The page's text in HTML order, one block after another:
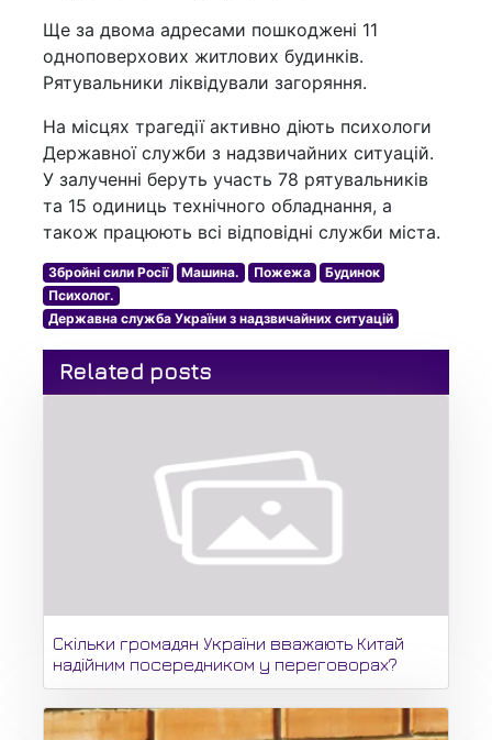
Ще за двома адресами пошкоджені 11
одноповерхових житлових будинків.
Рятувальники ліквідували загоряння.
На місцях трагедії активно діють психологи
Державної служби з надзвичайних ситуацій.
У залученні беруть участь 78 рятувальників
та 15 одиниць технічного обладнання, а
також працюють всі відповідні служби міста.
Збройні сили Росії Машина. Пожежа
Будинок
Психолог.
Державна служба України з надзвичайних ситуацій
Related posts
Скільки громадян України вважають Китай
надійним посередником у переговорах?